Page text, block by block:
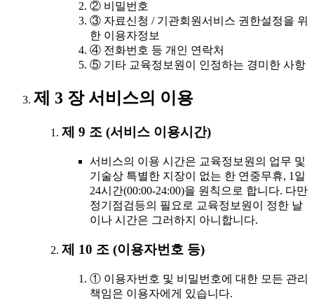
② 비밀번호
③ 자료신청 / 기관회원서비스 권한설정을 위
한 이용자정보
④ 전화번호 등 개인 연락처
⑤ 기타 교육정보원이 인정하는 경미한 사항
제 3 장 서비스의 이용
제 9 조 (서비스 이용시간)
서비스의 이용 시간은 교육정보원의 업무 및
기술상 특별한 지장이 없는 한 연중무휴, 1일
24시간(00:00-24:00)을 원칙으로 합니다. 다만
정기점검등의 필요로 교육정보원이 정한 날
이나 시간은 그러하지 아니합니다.
제 10 조 (이용자번호 등)
① 이용자번호 및 비밀번호에 대한 모든 관리
책임은 이용자에게 있습니다.